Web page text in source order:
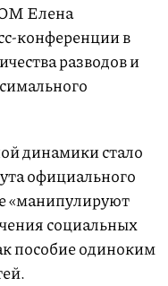
Елена
конференции в
разводов и
динамики стало
официального
«манипулируют
социальных
пособие одиноким